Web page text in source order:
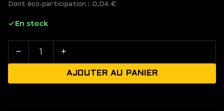
Dont éco-participation : 0,04 €
En stock
− +
AJOUTER AU PANIER